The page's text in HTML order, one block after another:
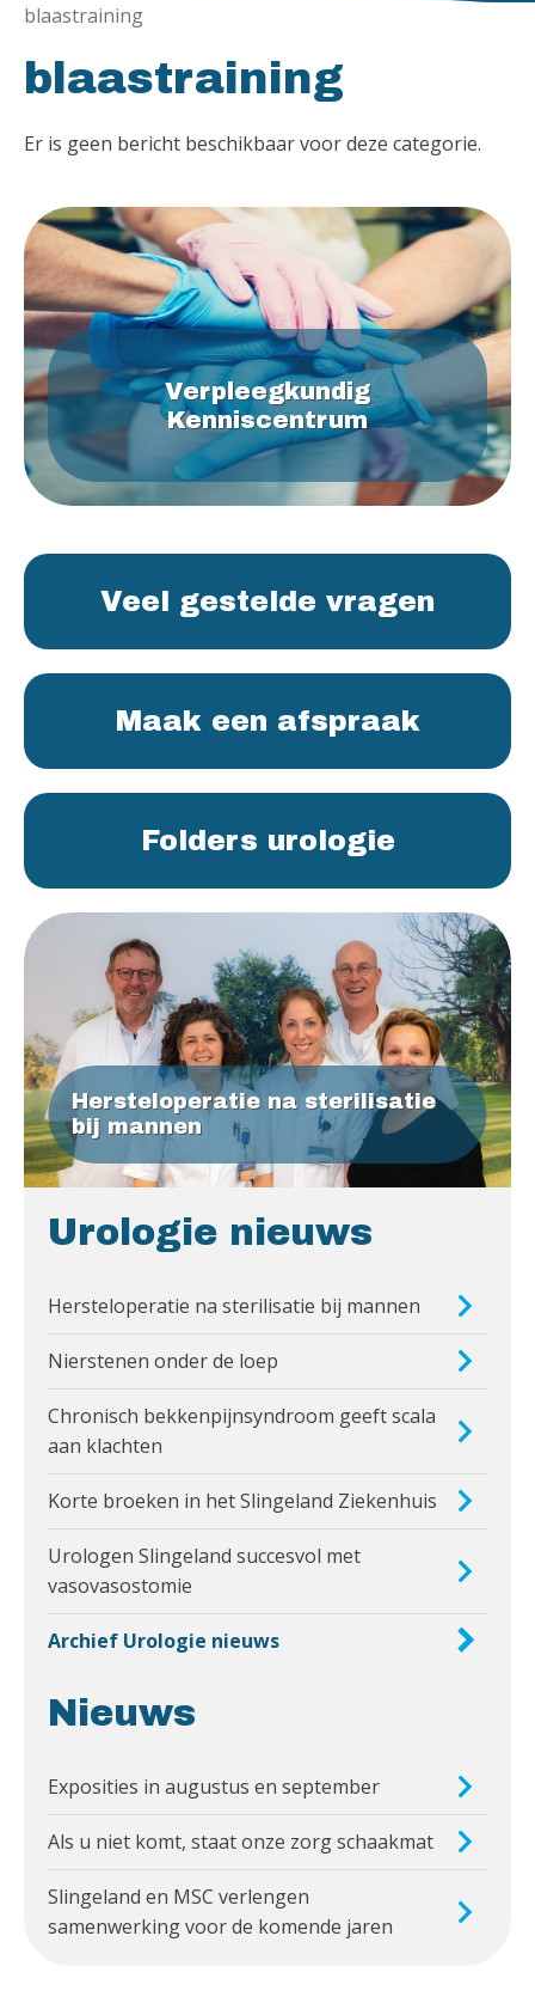
blaastraining
blaastraining
Er is geen bericht beschikbaar voor deze categorie.
Verpleegkundig
Kenniscentrum
Veel gestelde vragen
Maak een afspraak
Folders urologie
Hersteloperatie na sterilisatie
bij mannen
Urologie nieuws
Hersteloperatie na sterilisatie bij mannen
Nierstenen onder de loep
Chronisch bekkenpijnsyndroom geeft scala
aan klachten
Korte broeken in het Slingeland Ziekenhuis
Urologen Slingeland succesvol met
vasovasostomie
Archief Urologie nieuws
Nieuws
Exposities in augustus en september
Als u niet komt, staat onze zorg schaakmat
Slingeland en MSC verlengen
samenwerking voor de komende jaren